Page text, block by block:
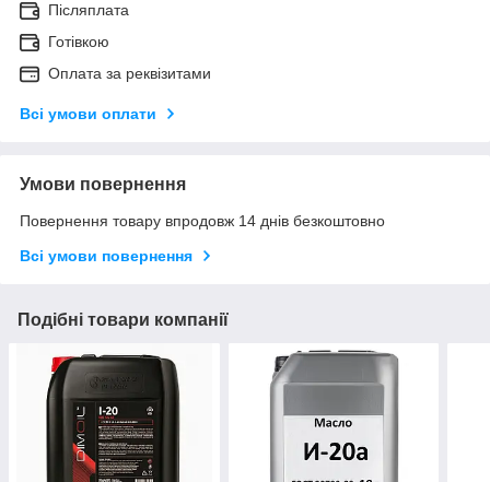
Післяплата
Готівкою
Оплата за реквізитами
Всі умови оплати
Умови повернення
Повернення товару впродовж 14 днів безкоштовно
Всі умови повернення
Подібні товари компанії